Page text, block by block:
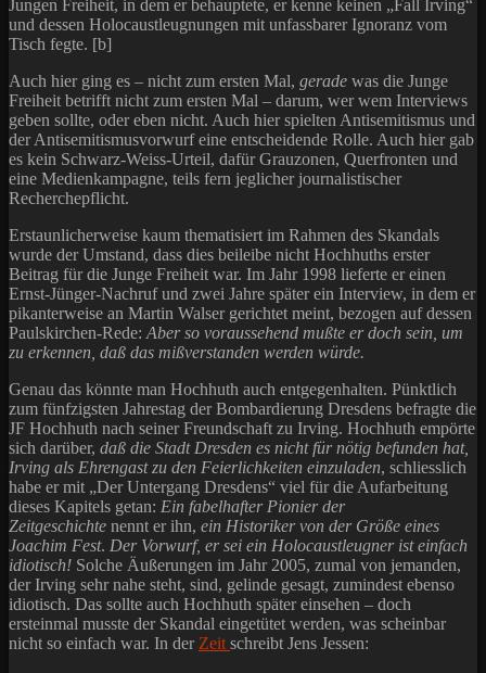
Jungen Freiheit, in dem er behauptete, er kenne keinen „Fall Irving“
und dessen Holocaustleugnungen mit unfassbarer Ignoranz vom
Tisch fegte. [b]
Auch hier ging es – nicht zum ersten Mal, gerade was die Junge
Freiheit betrifft nicht zum ersten Mal – darum, wer wem Interviews
geben sollte, oder eben nicht. Auch hier spielten Antisemitismus und
der Antisemitismusvorwurf eine entscheidende Rolle. Auch hier gab
es kein Schwarz-Weiss-Urteil, dafür Grauzonen, Querfronten und
eine Medienkampagne, teils fern jeglicher journalistischer
Recherchepflicht.
Erstaunlicherweise kaum thematisiert im Rahmen des Skandals
wurde der Umstand, dass dies beileibe nicht Hochhuths erster
Beitrag für die Junge Freiheit war. Im Jahr 1998 lieferte er einen
Ernst-Jünger-Nachruf und zwei Jahre später ein Interview, in dem er
pikanterweise an Martin Walser gerichtet meint, bezogen auf dessen
Paulskirchen-Rede:Aber so voraussehend mußte er doch sein, um
zu erkennen, daß das mißverstanden werden würde.
Genau das könnte man Hochhuth auch entgegenhalten. Pünktlich
zum fünfzigsten Jahrestag der Bombardierung Dresdens befragte die
JF Hochhuth nach seiner Freundschaft zu Irving. Hochhuth empörte
sich darüber, daß die Stadt Dresden es nicht für nötig befunden hat,
Irving als Ehrengast zu den Feierlichkeiten einzuladen, schliesslich
habe er mit „Der Untergang Dresdens“ viel für die Aufarbeitung
dieses Kapitels getan: Ein fabelhafter Pionier der
Zeitgeschichte nennt er ihn, ein Historiker von der Größe eines
Joachim Fest. Der Vorwurf, er sei ein Holocaustleugner ist einfach
idiotisch! Solche Äußerungen im Jahr 2005, zumal von jemanden,
der Irving sehr nahe steht, sind, gelinde gesagt, zumindest ebenso
idiotisch. Das sollte auch Hochhuth später einsehen – doch
ersteinmal musste der Skandal eingetütet werden, was scheinbar
nicht so einfach war. In derZeitschreibt Jens Jessen: